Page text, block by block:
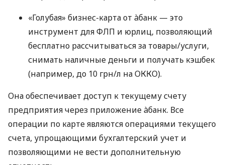
«Голубая» бизнес-карта от àбанк — это
инструмент для ФЛП и юрлиц, позволяющий
бесплатно рассчитываться за товары/услуги,
снимать наличные деньги и получать кэшбек
(например, до 10 грн/л на ОККО).
Она обеспечивает доступ к текущему счету
предприятия через приложение àбанк. Все
операции по карте являются операциями текущего
счета, упрощающими бухгалтерский учет и
позволяющими не вести дополнительную